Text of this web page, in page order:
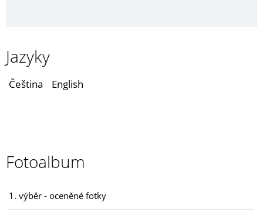
Jazyky
Čeština English
Fotoalbum
1. výběr - oceněné fotky